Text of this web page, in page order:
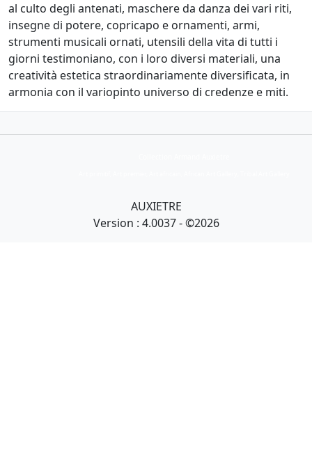
al culto degli antenati, maschere da danza dei vari riti,
insegne di potere, copricapo e ornamenti, armi,
strumenti musicali ornati, utensili della vita di tutti i
giorni testimoniano, con i loro diversi materiali, una
creatività estetica straordinariamente diversificata, in
armonia con il variopinto universo di credenze e miti.
AUXIETRE
Version : 4.0037 - ©2026